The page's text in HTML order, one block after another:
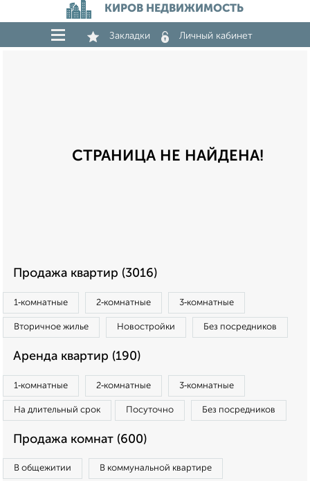
КИРОВ НЕДВИЖИМОСТЬ
Закладки Личный кабинет
СТРАНИЦА НЕ НАЙДЕНА!
Продажа квартир (3016)
1‑комнатные 2‑комнатные 3‑комнатные
Вторичное жилье Новостройки Без посредников
Аренда квартир (190)
1‑комнатные 2‑комнатные 3‑комнатные
На длительный срок Посуточно Без посредников
Продажа комнат (600)
В общежитии В коммунальной квартире